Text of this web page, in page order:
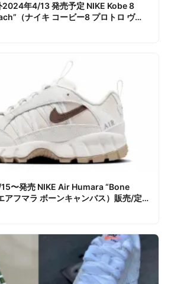
2024年4/13 発売予定 NIKE Kobe 8
（ナイキ コービー8 プロトロ ヴェ
報まとめ
15〜発売 NIKE Air Humara “Bone
アフマラ ボーンキャンバス）販売/定